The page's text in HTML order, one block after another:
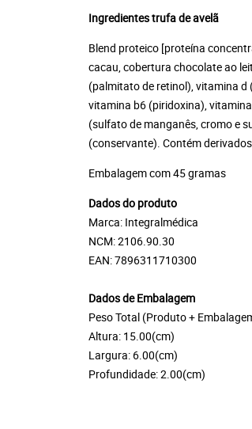
Ingredientes trufa de avelã
Blend proteico [proteína
cacau, cobertura chocolate ao
(palmitato de retinol), vitamina
vitamina b6 (piridoxina),
(sulfato de manganês, cromo e
(conservante). Contém
Embalagem com 45 gramas
Dados do produto
Marca: Integralmédica
NCM: 2106.90.30
EAN: 7896311710300
Dados de Embalagem
Peso Total (Produto +
Altura: 15.00(cm)
Largura: 6.00(cm)
Profundidade: 2.00(cm)